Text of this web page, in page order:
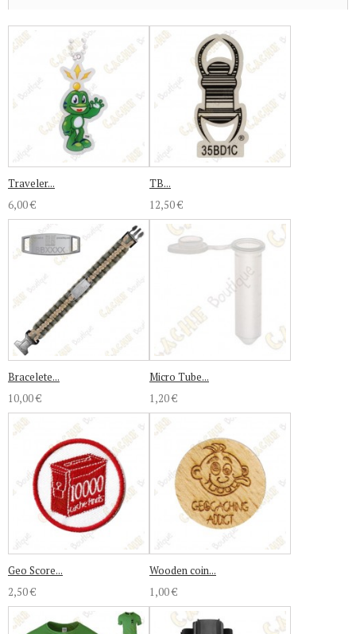
Traveler...
6,00 €
TB...
12,50 €
Bracelete...
10,00 €
Micro Tube...
1,20 €
Geo Score...
2,50 €
Wooden coin...
1,00 €